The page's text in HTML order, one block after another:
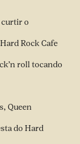
curtir o
Rock Cafe
roll tocando
Queen
do Hard